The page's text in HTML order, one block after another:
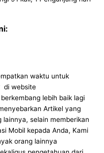
waktu untuk
di website
lebih baik lagi
Artikel yang
selain memberikan
Mobil kepada Anda, Kami
orang lainnya